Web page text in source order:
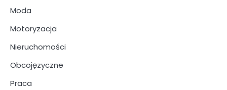
Moda
Motoryzacja
Nieruchomości
Obcojęzyczne
Praca